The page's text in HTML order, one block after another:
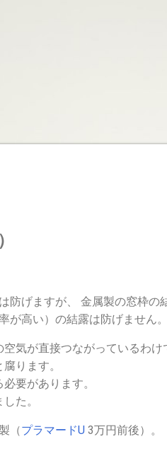
げますが、 金属製の窓枠の
が高い）の結露は防げません。
気が直接つながっているわ
ります。
要があります。
た。
（プラマードU 3万円前後）。